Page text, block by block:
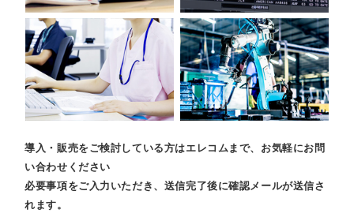
導入・販売をご検討している方はエレコムまで、お気軽にお問
い合わせください
必要事項をご入力いただき、送信完了後に確認メールが送信さ
れます。